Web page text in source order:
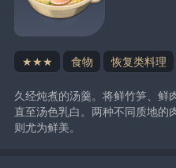
★★★ 食物 恢复类料理
久经炖煮的汤羹。将鲜竹笋、鲜
直至汤色乳白。两种不同质地的
则尤为鲜美。